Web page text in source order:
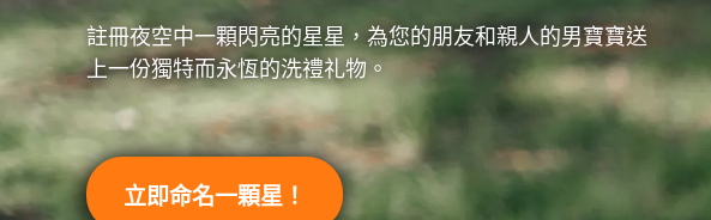
註冊夜空中一顆閃亮的星星，為您的朋友和親人的男寶寶送
上一份獨特而永恆的洗禮礼物。
立即命名一顆星！